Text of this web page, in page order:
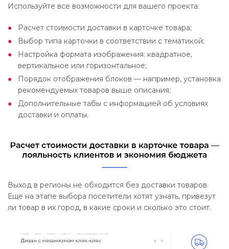
Используйте все возможности для вашего проекта:
Расчет стоимости доставки в карточке товара;
Выбор типа карточки в соответствии с тематикой;
Настройка формата изображения: квадратное,
вертикальное или горизонтальное;
Порядок отображения блоков — например, установка
рекомендуемых товаров выше описания;
Дополнительные табы с информацией об условиях
доставки и оплаты.
Выход в регионы не обходится без доставки товаров.
Еще на этапе выбора посетители хотят узнать, привезут
ли товар в их город, в какие сроки и сколько это стоит.